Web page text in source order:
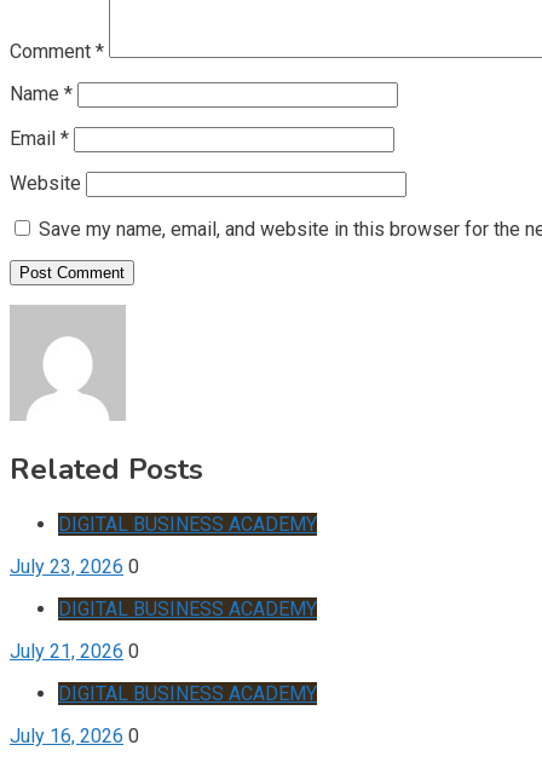
Comment *
Name *
Email *
Website
Save my name, email, and website in this browser for the
Related Posts
DIGITAL BUSINESS ACADEMY
July 23, 2026 0
DIGITAL BUSINESS ACADEMY
July 21, 2026 0
DIGITAL BUSINESS ACADEMY
July 16, 2026 0